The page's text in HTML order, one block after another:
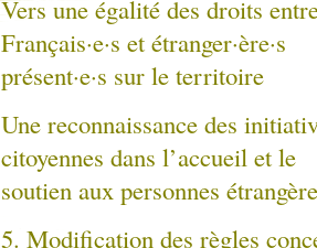
Vers une égalité des droits
Français·e·s et étranger·ère·s
présent·e·s sur le territoire
Une reconnaissance des
citoyennes dans l’accueil et le
soutien aux personnes
5. Modification des règles